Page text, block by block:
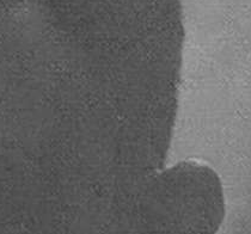
“Bir insanı sevmekle
bilinmez…